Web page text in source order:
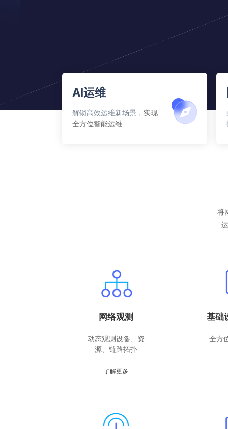
AI运维
解锁高效运维新场景， 实现
全方位智能运维
将
网络观测
动态观测设备、资
源、链路拓扑
了解更多
基础
全方